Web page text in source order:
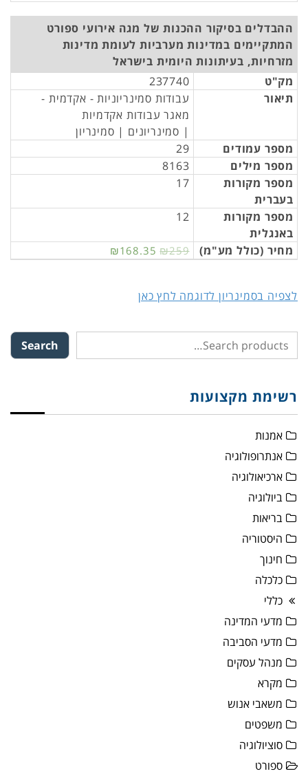
ההבדלים בסיקור ההכנות של מגה אירועי ספורט
המתקיימים במדינות מערביות לעומת מדינות
מזרחיות, בעיתונות היומית בישראל
מק"ט
237740
תיאור
עבודות סמינריוניות - אקדמית -
מאגר עבודות אקדמיות
| סמינריונים | סמינריון
מספר עמודים
29
מספר מילים
8163
מספר מקורות
בעברית
17
מספר מקורות
באנגלית
12
מחיר (כולל מע"מ) ₪168.35 ₪259
לצפיה בסמינריון לדוגמה לחץ כאן
Search
רשימת מקצועות
אמנות
אנתרופולוגיה
ארכיאולוגיה
ביולוגיה
בריאות
היסטוריה
חינוך
כלכלה
כללי
מדעי המדינה
מדעי הסביבה
מנהל עסקים
מקרא
משאבי אנוש
משפטים
סוציולוגיה
ספורט